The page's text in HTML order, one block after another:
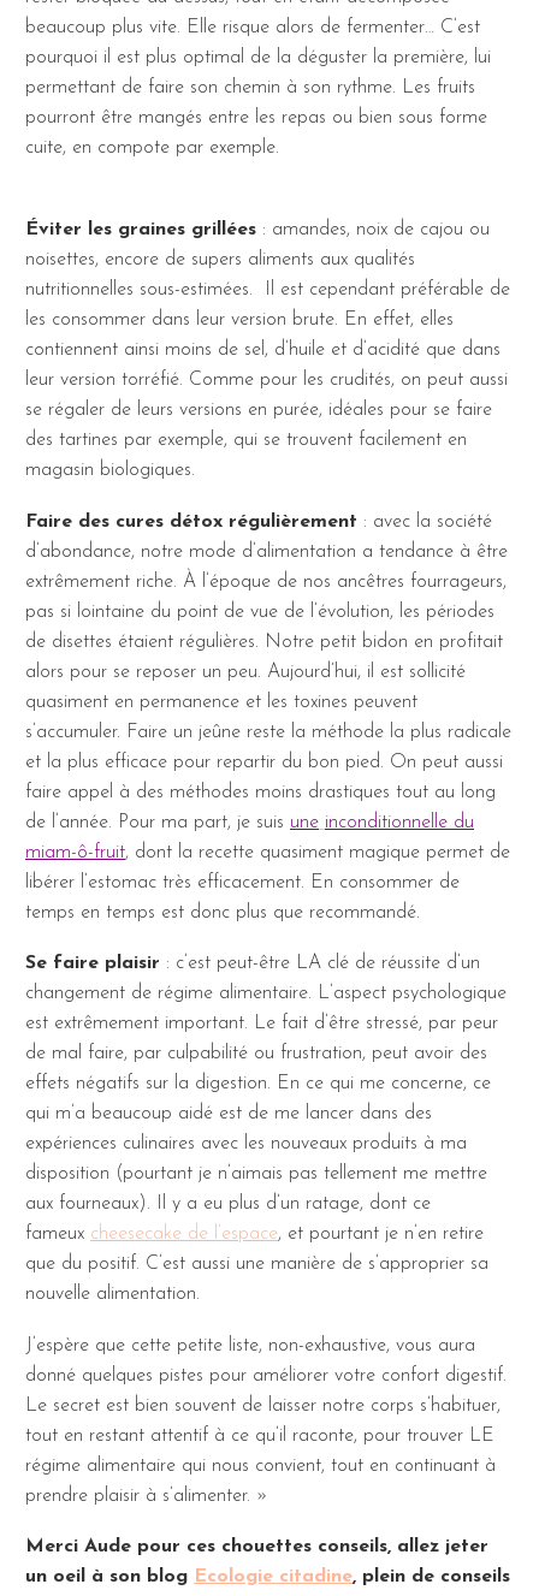
beaucoup plus vite. Elle risque alors de fermenter… C’est
pourquoi il est plus optimal de la déguster la première, lui
permettant de faire son chemin à son rythme. Les fruits
pourront être mangés entre les repas ou bien sous forme
cuite, en compote par exemple.
Éviter les graines grillées : amandes, noix de cajou ou
noisettes, encore de supers aliments aux qualités
nutritionnelles sous-estimées. Il est cependant préférable de
les consommer dans leur version brute. En effet, elles
contiennent ainsi moins de sel, d’huile et d’acidité que dans
leur version torréfié. Comme pour les crudités, on peut aussi
se régaler de leurs versions en purée, idéales pour se faire
des tartines par exemple, qui se trouvent facilement en
magasin biologiques.
Faire des cures détox régulièrement : avec la société
d’abondance, notre mode d’alimentation a tendance à être
extrêmement riche. À l’époque de nos ancêtres fourrageurs,
pas si lointaine du point de vue de l’évolution, les périodes
de disettes étaient régulières. Notre petit bidon en profitait
alors pour se reposer un peu. Aujourd’hui, il est sollicité
quasiment en permanence et les toxines peuvent
s’accumuler. Faire un jeûne reste la méthode la plus radicale
et la plus efficace pour repartir du bon pied. On peut aussi
faire appel à des méthodes moins drastiques tout au long
de l’année. Pour ma part, je suis une inconditionnelle du
miam-ô-fruit, dont la recette quasiment magique permet de
libérer l’estomac très efficacement. En consommer de
temps en temps est donc plus que recommandé.
Se faire plaisir : c’est peut-être LA clé de réussite d’un
changement de régime alimentaire. L’aspect psychologique
est extrêmement important. Le fait d’être stressé, par peur
de mal faire, par culpabilité ou frustration, peut avoir des
effets négatifs sur la digestion. En ce qui me concerne, ce
qui m’a beaucoup aidé est de me lancer dans des
expériences culinaires avec les nouveaux produits à ma
disposition (pourtant je n’aimais pas tellement me mettre
aux fourneaux). Il y a eu plus d’un ratage, dont ce
fameux cheesecake de l’espace, et pourtant je n’en retire
que du positif. C’est aussi une manière de s’approprier sa
nouvelle alimentation.
J’espère que cette petite liste, non-exhaustive, vous aura
donné quelques pistes pour améliorer votre confort digestif.
Le secret est bien souvent de laisser notre corps s’habituer,
tout en restant attentif à ce qu’il raconte, pour trouver LE
régime alimentaire qui nous convient, tout en continuant à
prendre plaisir à s’alimenter. »
Merci Aude pour ces chouettes conseils, allez jeter
un oeil à son blog Ecologie citadine, plein de conseils